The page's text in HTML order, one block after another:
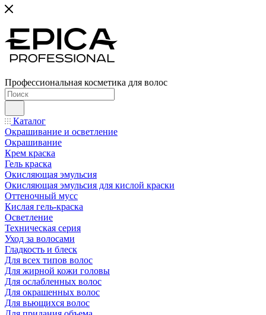
Профессиональная косметика для волос
Каталог
Окрашивание и осветление
Окрашивание
Крем краска
Гель краска
Окисляющая эмульсия
Окисляющая эмульсия для кислой краски
Оттеночный мусс
Кислая гель-краска
Осветление
Техническая серия
Уход за волосами
Гладкость и блеск
Для всех типов волос
Для жирной кожи головы
Для ослабленных волос
Для окрашенных волос
Для вьющихся волос